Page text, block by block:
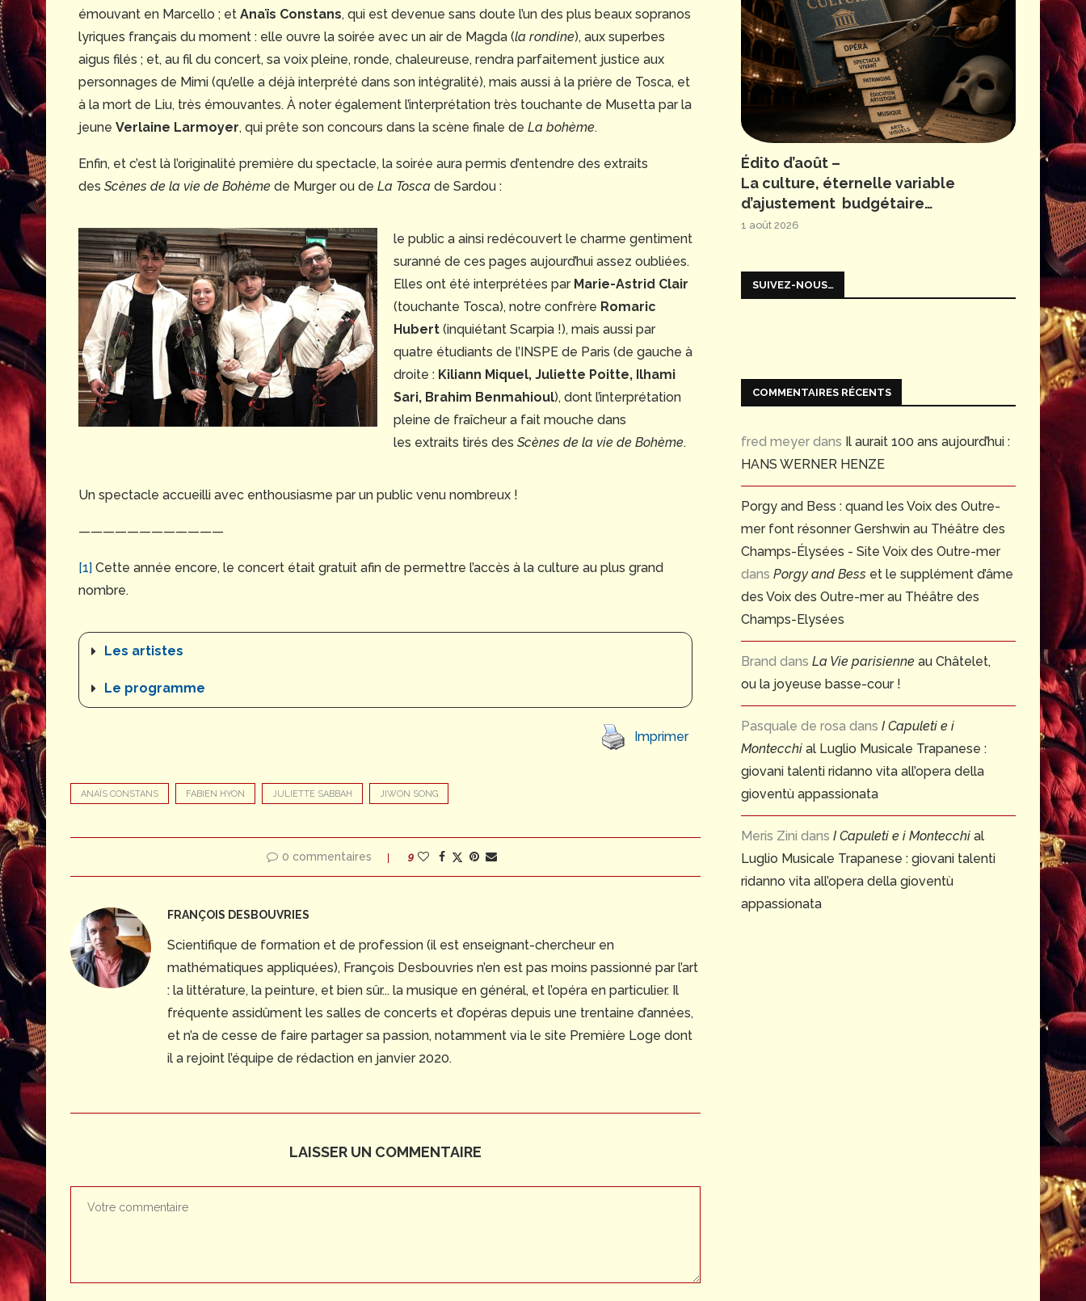
émouvant en Marcello ; et Anaïs Constans, qui est devenue sans doute l’un des plus beaux sopranos
lyriques français du moment : elle ouvre la soirée avec un air de Magda (la rondine), aux superbes
aigus filés ; et, au fil du concert, sa voix pleine, ronde, chaleureuse, rendra parfaitement justice aux
personnages de Mimi (qu’elle a déjà interprété dans son intégralité), mais aussi à la prière de Tosca, et
à la mort de Liu, très émouvantes. À noter également l’interprétation très touchante de Musetta par la
jeune Verlaine Larmoyer, qui prête son concours dans la scène finale de La bohème.
Enfin, et c’est là l’originalité première du spectacle, la soirée aura permis d’entendre des extraits
des Scènes de la vie de Bohème de Murger ou de La Tosca de Sardou :
le public a ainsi redécouvert le charme gentiment
suranné de ces pages aujourd’hui assez oubliées.
Elles ont été interprétées par Marie-Astrid Clair
(touchante Tosca), notre confrère Romaric
Hubert(inquiétant Scarpia !), mais aussi par
quatre étudiants de l’INSPE de Paris (de gauche à
droite : Kiliann Miquel, Juliette Poitte, Ilhami
Sari, Brahim Benmahioul), dont l’interprétation
pleine de fraîcheur a fait mouche dans
les extraits tirés des Scènes de la vie de Bohème.
Un spectacle accueilli avec enthousiasme par un public venu nombreux !
————————————
[1] Cette année encore, le concert était gratuit afin de permettre l’accès à la culture au plus grand
nombre.
Les artistes
Le programme
Imprimer
ANAÏS CONSTANS FABIEN HYON JULIETTE SABBAH JIWON SONG
0 commentaires 9
FRANÇOIS DESBOUVRIES
Scientifique de formation et de profession (il est enseignant-chercheur en
mathématiques appliquées), François Desbouvries n’en est pas moins passionné par l’art
: la littérature, la peinture, et bien sûr... la musique en général, et l’opéra en particulier. Il
fréquente assidûment les salles de concerts et d’opéras depuis une trentaine d’années,
et n’a de cesse de faire partager sa passion, notamment via le site Première Loge dont
il a rejoint l’équipe de rédaction en janvier 2020.
LAISSER UN COMMENTAIRE
Édito d’août –
La culture, éternelle variable
d’ajustement budgétaire…
1 août 2026
SUIVEZ-NOUS…
COMMENTAIRES RÉCENTS
fred meyer dans Il aurait 100 ans aujourd’hui :
HANS WERNER HENZE
Porgy and Bess : quand les Voix des Outre-
mer font résonner Gershwin au Théâtre des
Champs-Élysées - Site Voix des Outre-mer
dans Porgy and Bess et le supplément d’âme
des Voix des Outre-mer au Théâtre des
Champs-Elysées
Brand dans La Vie parisienne au Châtelet,
ou la joyeuse basse-cour !
Pasquale de rosa dans I Capuleti e i
Montecchi al Luglio Musicale Trapanese :
giovani talenti ridanno vita all’opera della
gioventù appassionata
Meris Zini dans I Capuleti e i Montecchi al
Luglio Musicale Trapanese : giovani talenti
ridanno vita all’opera della gioventù
appassionata